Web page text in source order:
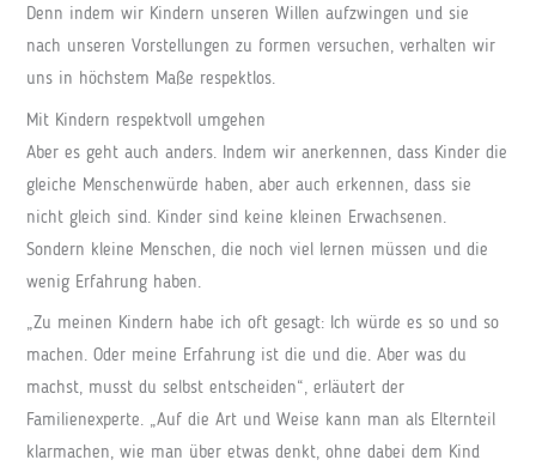
Denn indem wir Kindern unseren Willen aufzwingen und sie
nach unseren Vorstellungen zu formen versuchen, verhalten wir
uns in höchstem Maße respektlos.
Mit Kindern respektvoll umgehen
Aber es geht auch anders. Indem wir anerkennen, dass Kinder die
gleiche Menschenwürde haben, aber auch erkennen, dass sie
nicht gleich sind. Kinder sind keine kleinen Erwachsenen.
Sondern kleine Menschen, die noch viel lernen müssen und die
wenig Erfahrung haben.
„Zu meinen Kindern habe ich oft gesagt: Ich würde es so und so
machen. Oder meine Erfahrung ist die und die. Aber was du
machst, musst du selbst entscheiden“, erläutert der
Familienexperte. „Auf die Art und Weise kann man als Elternteil
klarmachen, wie man über etwas denkt, ohne dabei dem Kind